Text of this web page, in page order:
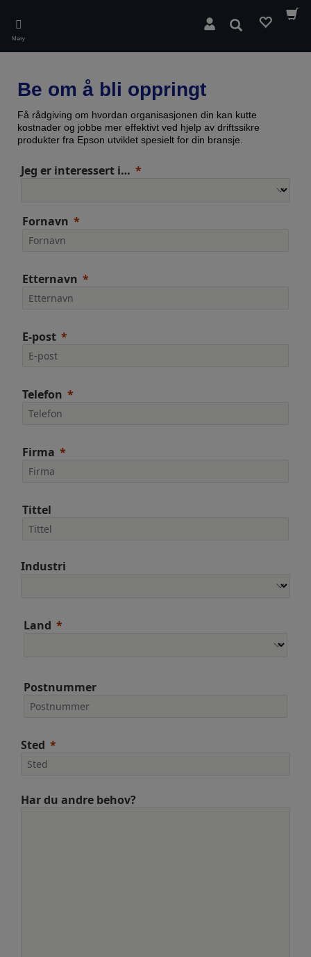
main
content
Meny
Søk
Be om å bli oppringt
Få rådgiving om hvordan organisasjonen din kan kutte
kostnader og jobbe mer effektivt ved hjelp av driftssikre
produkter fra Epson utviklet spesielt for din bransje.
Jeg er interessert i…
Fornavn
Etternavn
E-post
Telefon
Firma
Tittel
Industri
Land
Postnummer
Sted
Har du andre behov?